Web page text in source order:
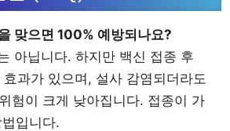
맞으면 100% 예방되나요?
아닙니다. 하지만 백신 접종 후
과가 있으며, 설사 감염되더라도
험이 크게 낮아집니다. 접종이 가
입니다.